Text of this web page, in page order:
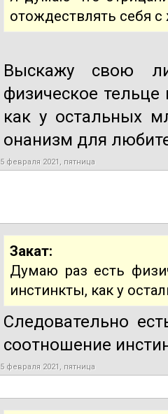
отождествлять себя
Выскажу свою
физическое
как у остальных
онанизм для
5 февраля 2021, пятница
Закат:
Думаю раз есть
инстинкты, как у
Следовательно
соотношение
5 февраля 2021, пятница